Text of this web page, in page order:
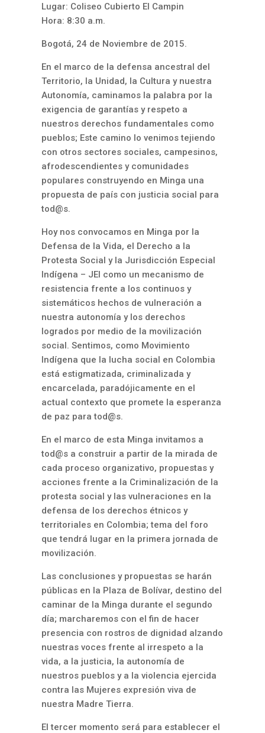
Lugar: Coliseo Cubierto El Campin
Hora: 8:30 a.m.
Bogotá, 24 de Noviembre de 2015.
En el marco de la defensa ancestral del
Territorio, la Unidad, la Cultura y nuestra
Autonomía, caminamos la palabra por la
exigencia de garantías y respeto a
nuestros derechos fundamentales como
pueblos; Este camino lo venimos tejiendo
con otros sectores sociales, campesinos,
afrodescendientes y comunidades
populares construyendo en Minga una
propuesta de país con justicia social para
tod@s.
Hoy nos convocamos en Minga por la
Defensa de la Vida, el Derecho a la
Protesta Social y la Jurisdicción Especial
Indígena – JEI como un mecanismo de
resistencia frente a los continuos y
sistemáticos hechos de vulneración a
nuestra autonomía y los derechos
logrados por medio de la movilización
social. Sentimos, como Movimiento
Indígena que la lucha social en Colombia
está estigmatizada, criminalizada y
encarcelada, paradójicamente en el
actual contexto que promete la esperanza
de paz para tod@s.
En el marco de esta Minga invitamos a
tod@s a construir a partir de la mirada de
cada proceso organizativo, propuestas y
acciones frente a la Criminalización de la
protesta social y las vulneraciones en la
defensa de los derechos étnicos y
territoriales en Colombia; tema del foro
que tendrá lugar en la primera jornada de
movilización.
Las conclusiones y propuestas se harán
públicas en la Plaza de Bolívar, destino del
caminar de la Minga durante el segundo
día; marcharemos con el fin de hacer
presencia con rostros de dignidad alzando
nuestras voces frente al irrespeto a la
vida, a la justicia, la autonomía de
nuestros pueblos y a la violencia ejercida
contra las Mujeres expresión viva de
nuestra Madre Tierra.
El tercer momento será para establecer el